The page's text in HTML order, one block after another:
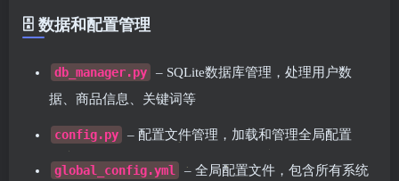
🗄️ 数据和配置管理
db_manager.py
– SQLite数据库管理，处理用户数
据、商品信息、关键词等
config.py – 配置文件管理，加载和管理全局配置
global_config.yml
– 全局配置文件，包含所有系统